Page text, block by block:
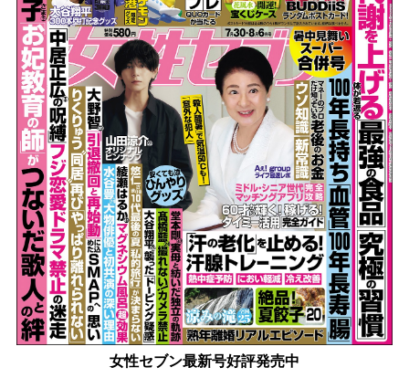
女性セブン最新号好評発売中